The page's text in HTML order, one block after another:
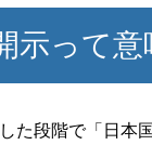
示って意
た段階で「日本